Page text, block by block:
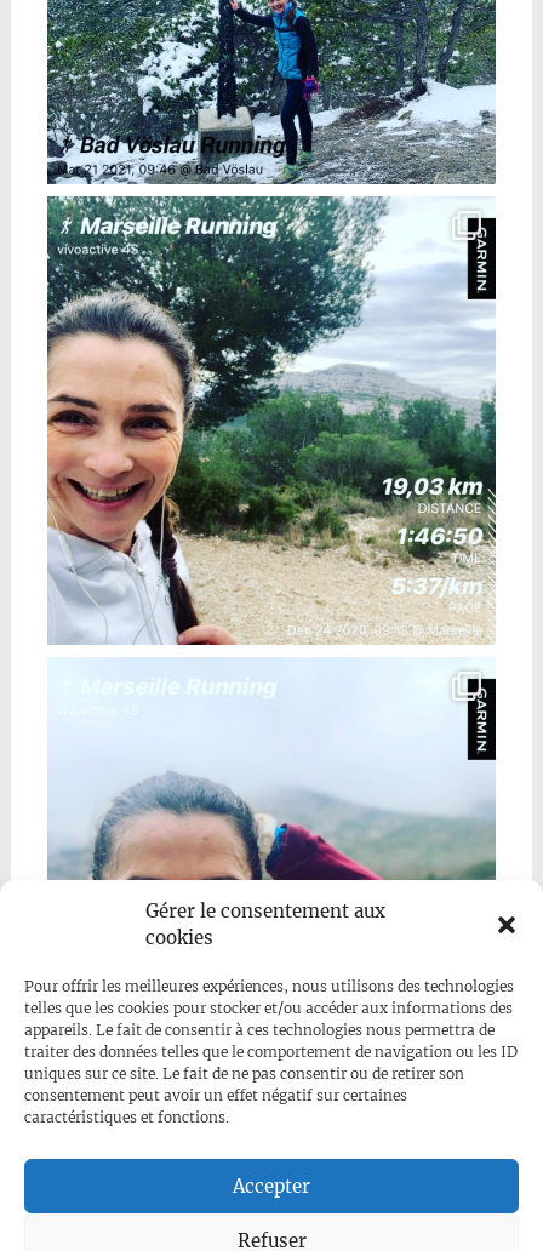
Gérer le consentement aux
cookies
Pour offrir les meilleures expériences, nous utilisons des technologies
telles que les cookies pour stocker et/ou accéder aux informations des
appareils. Le fait de consentir à ces technologies nous permettra de
traiter des données telles que le comportement de navigation ou les ID
uniques sur ce site. Le fait de ne pas consentir ou de retirer son
consentement peut avoir un effet négatif sur certaines
caractéristiques et fonctions.
Accepter
Refuser